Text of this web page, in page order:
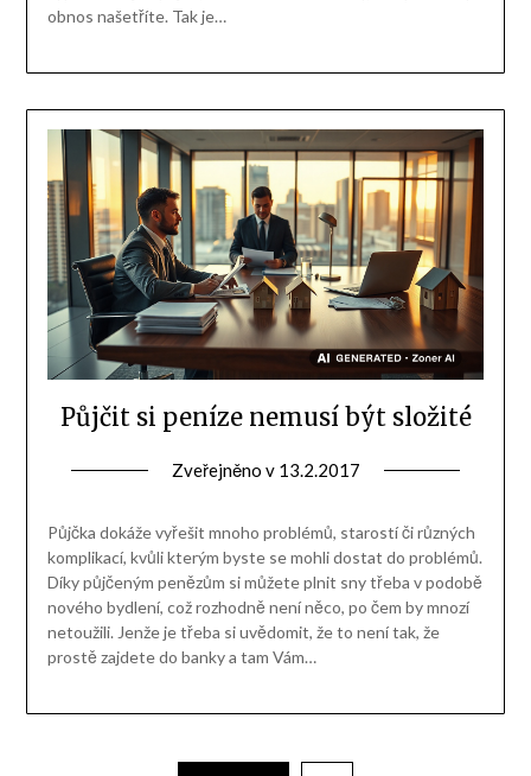
obnos našetříte. Tak je…
Půjčit si peníze nemusí být složité
Zveřejněno v 13.2.2017
Půjčka dokáže vyřešit mnoho problémů, starostí či různých
komplikací, kvůli kterým byste se mohli dostat do problémů.
Díky půjčeným penězům si můžete plnit sny třeba v podobě
nového bydlení, což rozhodně není něco, po čem by mnozí
netoužili. Jenže je třeba si uvědomit, že to není tak, že
prostě zajdete do banky a tam Vám…